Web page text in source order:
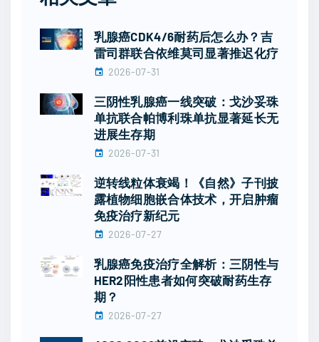
乳腺癌CDK4/6耐药后怎么办？吉
雷司群联合依维莫司显著推迟化疗
2026-07-31
三阴性乳腺癌一线突破：戈沙妥珠
单抗联合帕博利珠单抗显著延长无
进展生存期
2026-07-31
逆转线粒体衰竭！《自然》子刊披
露植物细胞嵌合体技术，开启肿瘤
免疫治疗新纪元
2026-07-27
乳腺癌免疫治疗全解析：三阴性与
HER2阳性患者如何突破耐药生存
期？
2026-07-27